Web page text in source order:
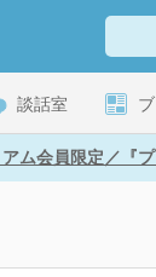
談話室
ム会員限定／『